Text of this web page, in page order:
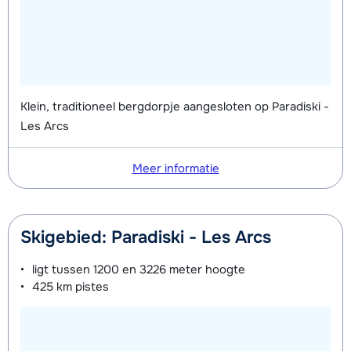
Klein, traditioneel bergdorpje aangesloten op Paradiski -
Les Arcs
Meer informatie
Skigebied: Paradiski - Les Arcs
ligt tussen 1200 en 3226 meter hoogte
425 km pistes